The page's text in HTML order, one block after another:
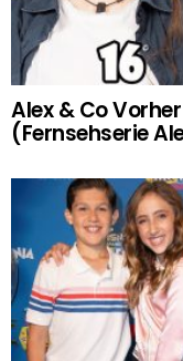
Alex & Co
(Fernsehserie